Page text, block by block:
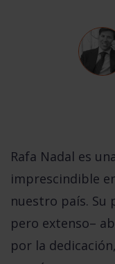
Rafa Nadal es
imprescindible
nuestro país. Su
pero extenso–
por la